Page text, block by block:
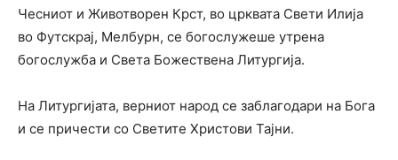
Чесниот и Животворен Крст, во црквата Свети Илија
во Футскрај, Мелбурн, се богослужеше утрена
богослужба и Света Божествена Литургија.
На Литургијата, верниот народ се заблагодари на Бога
и се причести со Светите Христови Тајни.